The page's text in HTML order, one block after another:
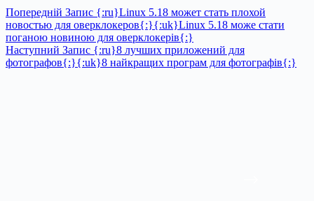
Попередній Запис {:ru}Linux 5.18 может стать плохой
новостью для оверклокеров{:}{:uk}Linux 5.18 може стати
поганою новиною для оверклокерів{:}
Наступний Запис {:ru}8 лучших приложений для
фотографов{:}{:uk}8 найкращих програм для фотографів{:}